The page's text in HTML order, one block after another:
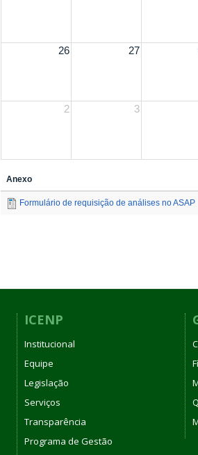
26 27
2 3
Anexo
Formulário de requisição de análises no ASAP
ICENP
Institucional
Equipe
Legislação
Serviços
Transparência
Programa de Gestão